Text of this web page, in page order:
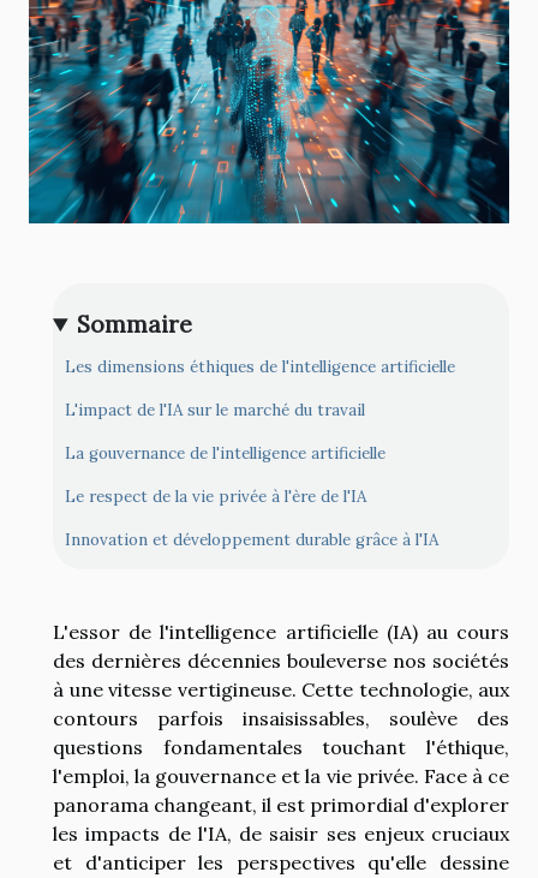
Sommaire
Les dimensions éthiques de l'intelligence artificielle
L'impact de l'IA sur le marché du travail
La gouvernance de l'intelligence artificielle
Le respect de la vie privée à l'ère de l'IA
Innovation et développement durable grâce à l'IA
L'essor de l'intelligence artificielle (IA) au cours
des dernières décennies bouleverse nos sociétés
à une vitesse vertigineuse. Cette technologie, aux
contours parfois insaisissables, soulève des
questions fondamentales touchant l'éthique,
l'emploi, la gouvernance et la vie privée. Face à ce
panorama changeant, il est primordial d'explorer
les impacts de l'IA, de saisir ses enjeux cruciaux
et d'anticiper les perspectives qu'elle dessine